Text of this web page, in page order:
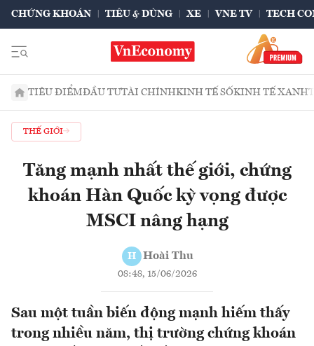
CHỨNG KHOÁN TIÊU & DÙNG XE VNE TV TECH
TIÊU ĐIỂMĐẦU TƯTÀI CHÍNHKINH TẾ SỐKINH TẾ XANH
THẾ GIỚI
Tăng mạnh nhất thế giới, chứng
khoán Hàn Quốc kỳ vọng được
MSCI nâng hạng
H Hoài Thu
08:48, 15/06/2026
Sau một tuần biến động mạnh hiếm thấy
trong nhiều năm, thị trường chứng khoán